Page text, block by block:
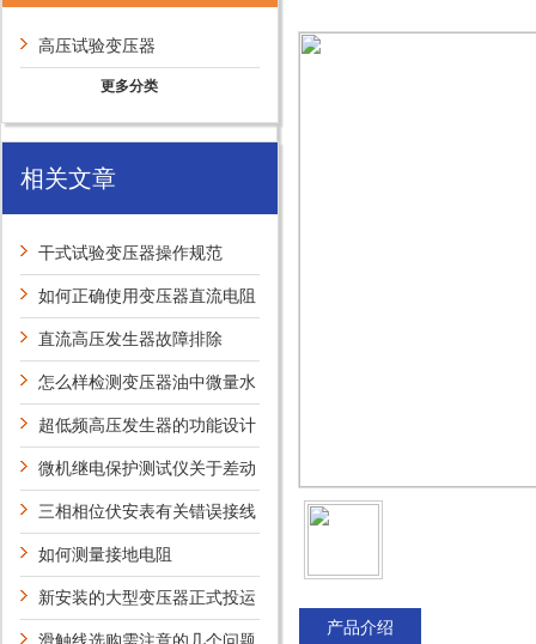
高压试验变压器
更多分类
相关文章
干式试验变压器操作规范
如何正确使用变压器直流电阻
测试仪Z安全？
直流高压发生器故障排除
怎么样检测变压器油中微量水
分的状态
超低频高压发生器的功能设计
特性有哪些？
微机继电保护测试仪关于差动
试验操作方法简介
三相相位伏安表有关错误接线
的判断说明
如何测量接地电阻
新安装的大型变压器正式投运
前,为何要做冲击试验?
产品介绍